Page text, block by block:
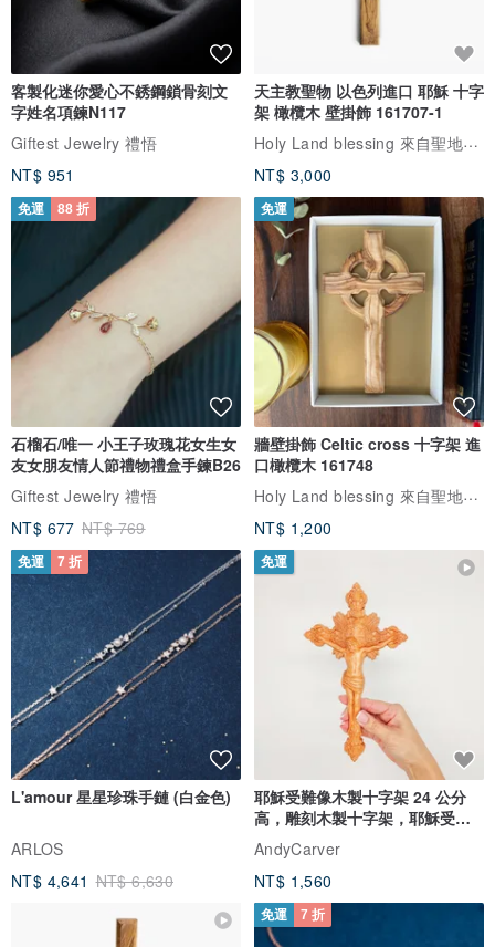
客製化迷你愛心不銹鋼鎖骨刻文
字姓名項鍊N117
Giftest Jewelry 禮悟
NT$ 951
天主教聖物 以色列進口 耶穌 十字
架 橄欖木 壁掛飾 161707-1
Holy Land blessing 來自聖地的祝福
NT$ 3,000
免運 88 折
石榴石/唯一 小王子玫瑰花女生女
友女朋友情人節禮物禮盒手鍊B26
Giftest Jewelry 禮悟
NT$ 677 NT$ 769
免運
牆壁掛飾 Celtic cross 十字架 進
口橄欖木 161748
Holy Land blessing 來自聖地的祝福
NT$ 1,200
免運 7 折
L'amour 星星珍珠手鏈 (白金色)
ARLOS
NT$ 4,641 NT$ 6,630
免運
耶穌受難像木製十字架 24 公分
高，雕刻木製十字架，耶穌受難
像天主教十字架
AndyCarver
NT$ 1,560
免運 7 折